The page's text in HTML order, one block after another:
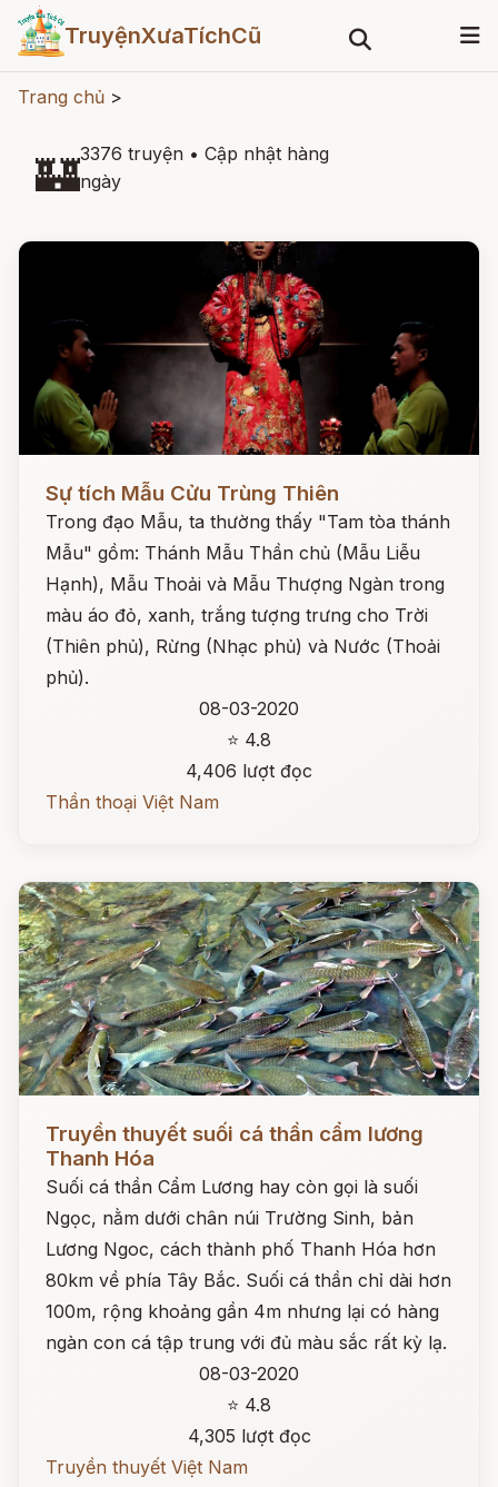
TruyệnXưaTíchCũ
Trang chủ >
🏰3376 truyện • Cập nhật hàng
ngày
Sự tích Mẫu Cửu Trùng Thiên
Trong đạo Mẫu, ta thường thấy "Tam tòa thánh
Mẫu" gồm: Thánh Mẫu Thần chủ (Mẫu Liễu
Hạnh), Mẫu Thoải và Mẫu Thượng Ngàn trong
màu áo đỏ, xanh, trắng tượng trưng cho Trời
(Thiên phủ), Rừng (Nhạc phủ) và Nước (Thoải
phủ).
08-03-2020
⭐ 4.8
4,406 lượt đọc
Thần thoại Việt Nam
Đọc ngay
Truyền thuyết suối cá thần cẩm lương
Thanh Hóa
Suối cá thần Cẩm Lương hay còn gọi là suối
Ngọc, nằm dưới chân núi Trường Sinh, bản
Lương Ngoc, cách thành phố Thanh Hóa hơn
80km về phía Tây Bắc. Suối cá thần chỉ dài hơn
100m, rộng khoảng gần 4m nhưng lại có hàng
ngàn con cá tập trung với đủ màu sắc rất kỳ lạ.
08-03-2020
⭐ 4.8
4,305 lượt đọc
Truyền thuyết Việt Nam